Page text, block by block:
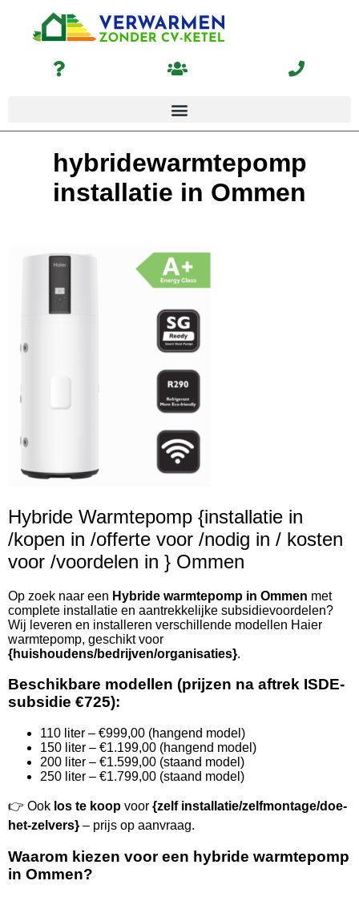
hybridewarmtepomp
installatie in Ommen
Hybride Warmtepomp {installatie in
/kopen in /offerte voor /nodig in / kosten
voor /voordelen in } Ommen
Op zoek naar een Hybride warmtepomp in Ommen met
complete installatie en aantrekkelijke subsidievoordelen?
Wij leveren en installeren verschillende modellen Haier
warmtepomp, geschikt voor
{huishoudens/bedrijven/organisaties}.
Beschikbare modellen (prijzen na aftrek ISDE-
subsidie €725):
110 liter – €999,00 (hangend model)
150 liter – €1.199,00 (hangend model)
200 liter – €1.599,00 (staand model)
250 liter – €1.799,00 (staand model)
👉 Ook los te koop voor {zelf installatie/zelfmontage/doe-
het-zelvers} – prijs op aanvraag.
Waarom kiezen voor een hybride warmtepomp
in Ommen?